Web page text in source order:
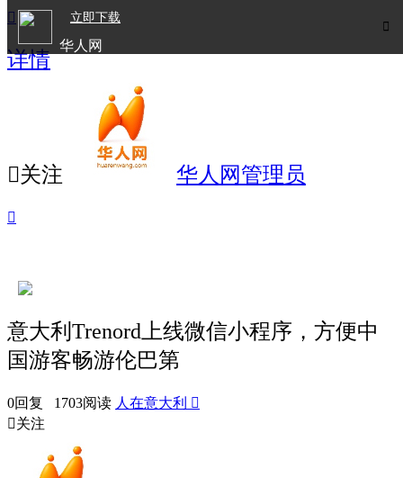

立即下载
华人网

详情
关注 华人网管理员

意大利Trenord上线微信小程序，方便中
国游客畅游伦巴第
0回复 1703阅读 人在意大利 
关注